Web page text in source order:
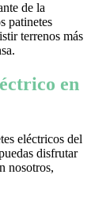
de la
patinetes
terrenos más
en
eléctricos del
disfrutar
nosotros,